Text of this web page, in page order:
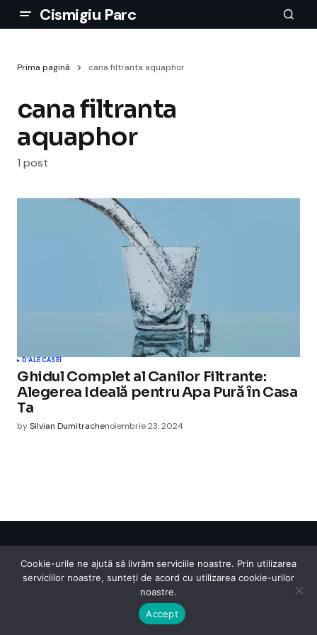
Cismigiu Parc
Prima pagină cana filtranta aquaphor
cana filtranta
aquaphor
1 post
D'ALE CASEI
Ghidul Complet al Canilor Filtrante:
Alegerea Ideală pentru Apa Pură în Casa
Ta
bySilvian Dumitrachenoiembrie 23, 2024
Cismigiu Parc
© 2024 CismigiuParc. All Rights Reserved.
InternetLegislatieMedicalModaSarbatori TelefoaneContact
Cookie-urile ne ajută să livrăm serviciile noastre. Prin utilizarea
serviciilor noastre, sunteți de acord cu utilizarea cookie-urilor
noastre.
Accept